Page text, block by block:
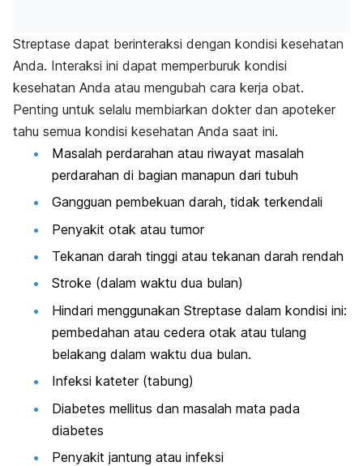
Streptase dapat berinteraksi dengan kondisi kesehatan
Anda. Interaksi ini dapat memperburuk kondisi
kesehatan Anda atau mengubah cara kerja obat.
Penting untuk selalu membiarkan dokter dan apoteker
tahu semua kondisi kesehatan Anda saat ini.
Masalah perdarahan atau riwayat masalah
perdarahan di bagian manapun dari tubuh
Gangguan pembekuan darah, tidak terkendali
Penyakit otak atau tumor
Tekanan darah tinggi atau tekanan darah rendah
Stroke (dalam waktu dua bulan)
Hindari menggunakan Streptase dalam kondisi ini:
pembedahan atau cedera otak atau tulang
belakang dalam waktu dua bulan.
Infeksi kateter (tabung)
Diabetes mellitus dan masalah mata pada
diabetes
Penyakit jantung atau infeksi